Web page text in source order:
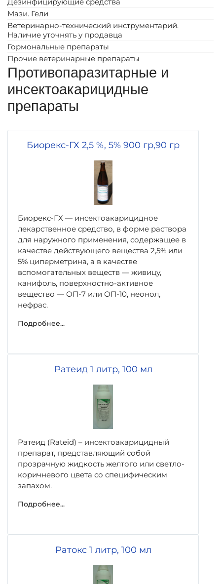
Мази. Гели
Ветеринарно-технический инструментарий.
Наличие уточнять у продавца
Гормональные препараты
Прочие ветеринарные препараты
Противопаразитарные и
инсектоакарицидные
препараты
Биорекс-ГХ 2,5 %, 5% 900 гр,90 гр
Биорекс-ГХ — инсектоакарицидное
лекарственное средство, в форме раствора
для наружного применения, содержащее в
качестве действующего вещества 2,5% или
5% циперметрина, а в качестве
вспомогательных веществ — живицу,
канифоль, поверхностно-активное
вещество — ОП-7 или ОП-10, неонол,
нефрас.
Подробнее...
Ратеид 1 литр, 100 мл
Ратеид (Rateid) – инсектоакарицидный
препарат, представляющий собой
прозрачную жидкость желтого или светло-
коричневого цвета со специфическим
запахом.
Подробнее...
Ратокс 1 литр, 100 мл